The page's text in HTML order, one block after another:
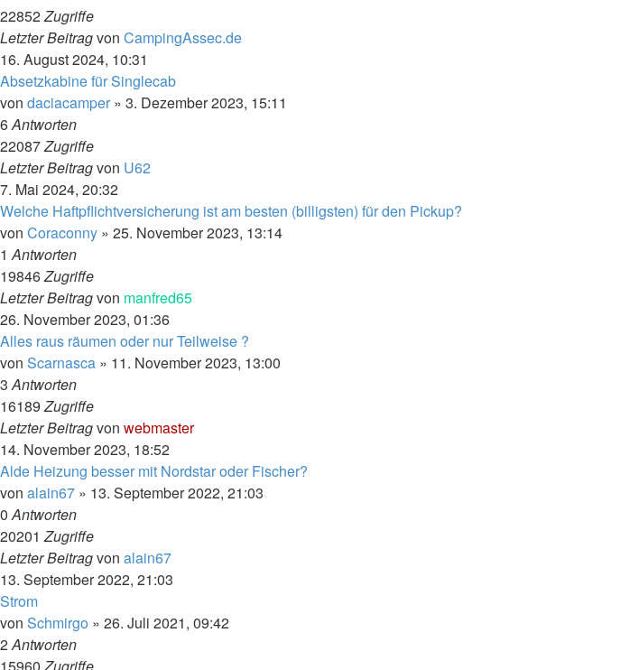
22852Zugriffe
Letzter Beitragvon CampingAssec.de
16. August 2024, 10:31
Absetzkabine für Singlecab
von daciacamper » 3. Dezember 2023, 15:11
6Antworten
22087Zugriffe
Letzter Beitragvon U62
7. Mai 2024, 20:32
Welche Haftpflichtversicherung ist am besten (billigsten) für den Pickup?
von Coraconny » 25. November 2023, 13:14
1Antworten
19846Zugriffe
Letzter Beitragvon manfred65
26. November 2023, 01:36
Alles raus räumen oder nur Teilweise ?
von Scarnasca » 11. November 2023, 13:00
3Antworten
16189Zugriffe
Letzter Beitragvon webmaster
14. November 2023, 18:52
Alde Heizung besser mit Nordstar oder Fischer?
von alain67 » 13. September 2022, 21:03
0Antworten
20201Zugriffe
Letzter Beitragvon alain67
13. September 2022, 21:03
Strom
von Schmirgo » 26. Juli 2021, 09:42
2Antworten